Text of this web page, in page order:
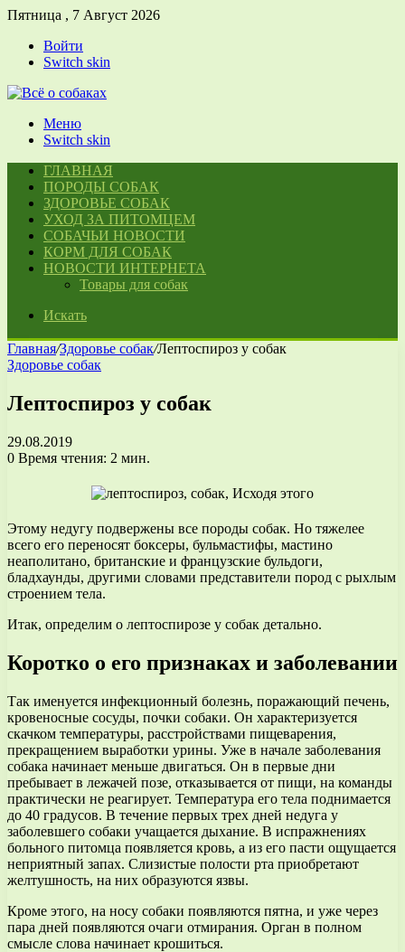
Пятница , 7 Август 2026
Войти
Switch skin
Меню
Switch skin
ГЛАВНАЯ
ПОРОДЫ СОБАК
ЗДОРОВЬЕ СОБАК
УХОД ЗА ПИТОМЦЕМ
СОБАЧЬИ НОВОСТИ
КОРМ ДЛЯ СОБАК
НОВОСТИ ИНТЕРНЕТА
Товары для собак
Искать
Главная/Здоровье собак/Лептоспироз у собак
Здоровье собак
Лептоспироз у собак
29.08.2019
0 Время чтения: 2 мин.
Этому недугу подвержены все породы собак. Но тяжелее
всего его переносят боксеры, бульмастифы, мастино
неаполитано, британские и французские бульдоги,
бладхаунды, другими словами представители пород с рыхлым
строением тела.
Итак, определим о лептоспирозе у собак детально.
Коротко о его признаках и заболевании
Так именуется инфекционный болезнь, поражающий печень,
кровеносные сосуды, почки собаки. Он характеризуется
скачком температуры, расстройствами пищеварения,
прекращением выработки урины. Уже в начале заболевания
собака начинает меньше двигаться. Он в первые дни
пребывает в лежачей позе, отказывается от пищи, на команды
практически не реагирует. Температура его тела поднимается
до 40 градусов. В течение первых трех дней недуга у
заболевшего собаки учащается дыхание. В испражнениях
больного питомца появляется кровь, а из его пасти ощущается
неприятный запах. Слизистые полости рта приобретают
желтушность, на них образуются язвы.
Кроме этого, на носу собаки появляются пятна, и уже через
пара дней появляются очаги отмирания. Орган в полном
смысле слова начинает крошиться.